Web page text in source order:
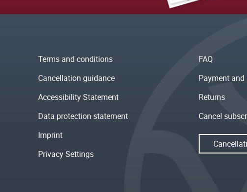
Terms and conditions
Cancellation guidance
Accessibility Statement
Data protection statement
Imprint
Privacy Settings
FAQ
Payment
Returns
Cancel